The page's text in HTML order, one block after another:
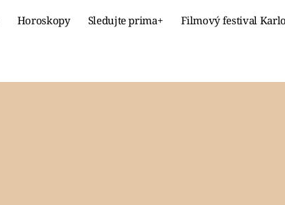
Horoskopy Sledujte prima+ Filmový festival